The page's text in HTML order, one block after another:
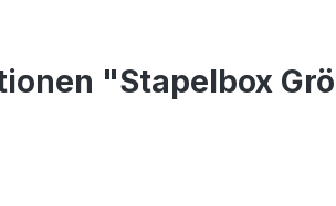
"Stapelbox